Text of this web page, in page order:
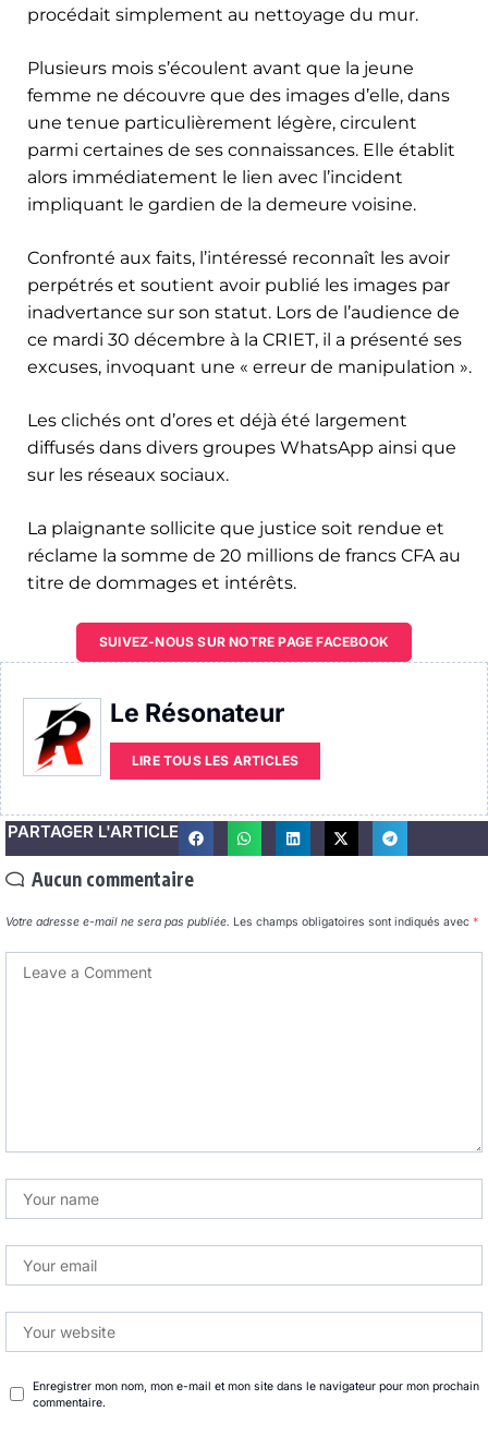
procédait simplement au nettoyage du mur.
Plusieurs mois s’écoulent avant que la jeune
femme ne découvre que des images d’elle, dans
une tenue particulièrement légère, circulent
parmi certaines de ses connaissances. Elle établit
alors immédiatement le lien avec l’incident
impliquant le gardien de la demeure voisine.
Confronté aux faits, l’intéressé reconnaît les avoir
perpétrés et soutient avoir publié les images par
inadvertance sur son statut. Lors de l’audience de
ce mardi 30 décembre à la CRIET, il a présenté ses
excuses, invoquant une « erreur de manipulation ».
Les clichés ont d’ores et déjà été largement
diffusés dans divers groupes WhatsApp ainsi que
sur les réseaux sociaux.
La plaignante sollicite que justice soit rendue et
réclame la somme de 20 millions de francs CFA au
titre de dommages et intérêts.
SUIVEZ-NOUS SUR NOTRE PAGE FACEBOOK
Le Résonateur
LIRE TOUS LES ARTICLES
PARTAGER L'ARTICLE
Aucun commentaire
Votre adresse e-mail ne sera pas publiée. Les champs obligatoires sont indiqués avec *
Enregistrer mon nom, mon e-mail et mon site dans le navigateur pour mon prochain
commentaire.